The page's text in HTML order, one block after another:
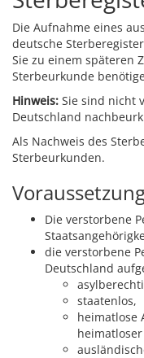
Die Aufnahme eines
deutsche
Sie zu einem späteren
Sterbeurkunde
Hinweis: Sie sind nicht
Deutschland
Als Nachweis des
Sterbeurkunden.
Die verstorbene
die verstorbene
Deutschland
staatenlos,
heimatlose